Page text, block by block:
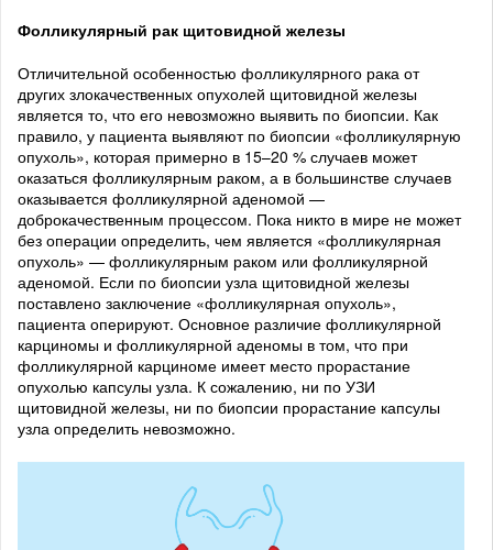
Фолликулярный рак щитовидной железы
Отличительной особенностью фолликулярного рака от
других злокачественных опухолей щитовидной железы
является то, что его невозможно выявить по биопсии. Как
правило, у пациента выявляют по биопсии «фолликулярную
опухоль», которая примерно в 15–20 % случаев может
оказаться фолликулярным раком, а в большинстве случаев
оказывается фолликулярной аденомой —
доброкачественным процессом. Пока никто в мире не может
без операции определить, чем является «фолликулярная
опухоль» — фолликулярным раком или фолликулярной
аденомой. Если по биопсии узла щитовидной железы
поставлено заключение «фолликулярная опухоль»,
пациента оперируют. Основное различие фолликулярной
карциномы и фолликулярной аденомы в том, что при
фолликулярной карциноме имеет место прорастание
опухолью капсулы узла. К сожалению, ни по УЗИ
щитовидной железы, ни по биопсии прорастание капсулы
узла определить невозможно.